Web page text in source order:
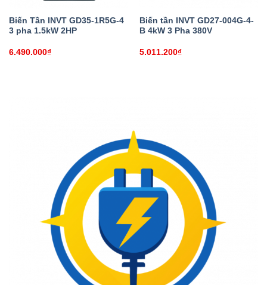
Biến Tần INVT GD35-1R5G-4
3 pha 1.5kW 2HP
6.490.000₫
Biến tần INVT GD27-004G-4-
B 4kW 3 Pha 380V
5.011.200₫